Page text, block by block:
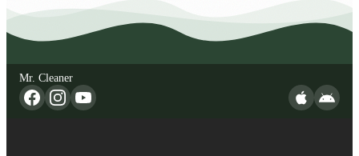
Mr. Cleaner